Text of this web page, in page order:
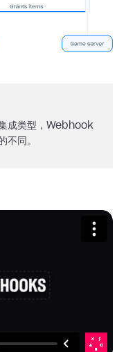
成类型，Webhook
不同。